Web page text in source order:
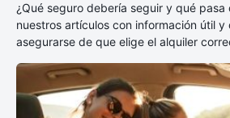
¿Qué seguro debería seguir y qué pasa
nuestros artículos con información útil y
asegurarse de que elige el alquiler